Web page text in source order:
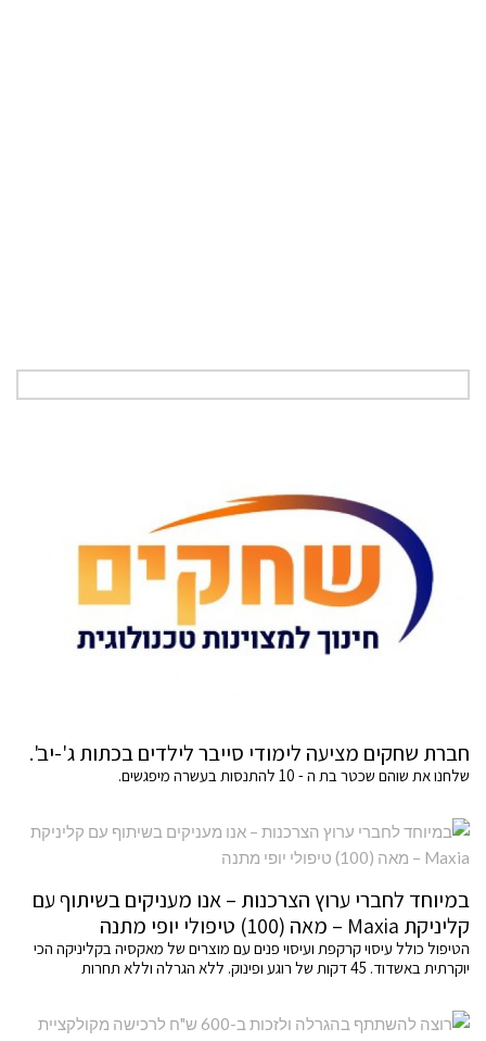
חברת שחקים מציעה לימודי סייבר לילדים בכתות ג'-יב'.
שלחנו את שוהם שכטר בת ה - 10 להתנסות בעשרה מיפגשים.
במיוחד לחברי ערוץ הצרכנות – אנו מעניקים בשיתוף עם
קליניקת Maxia – מאה (100) טיפולי יופי מתנה
הטיפול כולל עיסוי קרקפת ועיסוי פנים עם מוצרים של מאקסיה בקליניקה הכי
יוקרתית באשדוד. 45 דקות של רוגע ופינוק. ללא הגרלה וללא תחרות